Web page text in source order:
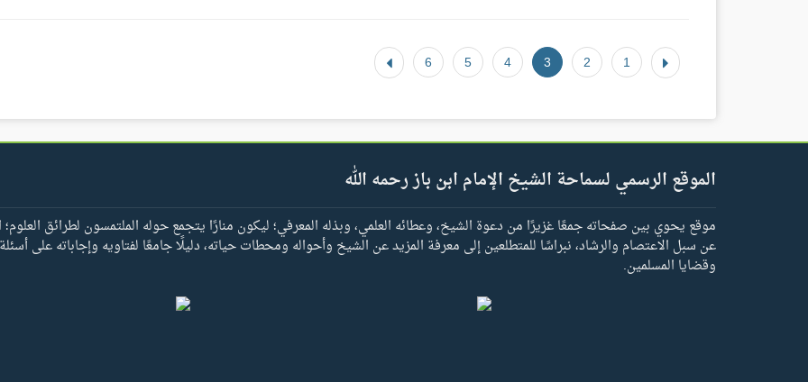
1
2
3
4
5
6
الموقع الرسمي لسماحة الشيخ الإمام ابن باز رحمه الله
موقع يحوي بين صفحاته جمعًا غزيرًا من دعوة الشيخ، وعطائه العلمي، وبذله المعرفي؛ ليكون منارًا يتجمع حوله الملتمسون لطرائق العلوم؛
عن سبل الاعتصام والرشاد، نبراسًا للمتطلعين إلى معرفة المزيد عن الشيخ وأحواله ومحطات حياته، دليلًا جامعًا لفتاويه وإجاباته على
وقضايا المسلمين.